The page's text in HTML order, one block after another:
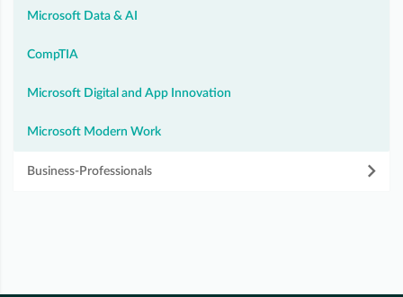
Microsoft Data & AI
CompTIA
Microsoft Digital and App Innovation
Microsoft Modern Work
Business-Professionals